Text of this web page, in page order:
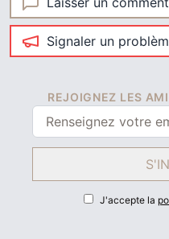
Signaler un
REJOIGNEZ LES
J'accepte la